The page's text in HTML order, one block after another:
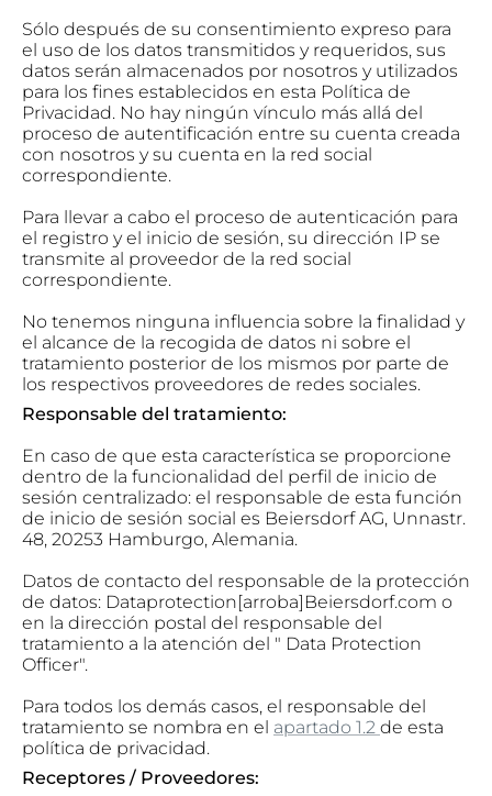
Sólo después de su consentimiento expreso para
el uso de los datos transmitidos y requeridos, sus
datos serán almacenados por nosotros y utilizados
para los fines establecidos en esta Política de
Privacidad. No hay ningún vínculo más allá del
proceso de autentificación entre su cuenta creada
con nosotros y su cuenta en la red social
correspondiente.
Para llevar a cabo el proceso de autenticación para
el registro y el inicio de sesión, su dirección IP se
transmite al proveedor de la red social
correspondiente.
No tenemos ninguna influencia sobre la finalidad y
el alcance de la recogida de datos ni sobre el
tratamiento posterior de los mismos por parte de
los respectivos proveedores de redes sociales.
Responsable del tratamiento:
En caso de que esta característica se proporcione
dentro de la funcionalidad del perfil de inicio de
sesión centralizado: el responsable de esta función
de inicio de sesión social es Beiersdorf AG, Unnastr.
48, 20253 Hamburgo, Alemania.
Datos de contacto del responsable de la protección
de datos: Dataprotection[arroba]Beiersdorf.com o
en la dirección postal del responsable del
tratamiento a la atención del " Data Protection
Officer".
Para todos los demás casos, el responsable del
tratamiento se nombra en el apartado 1.2 de esta
política de privacidad.
Receptores / Proveedores: